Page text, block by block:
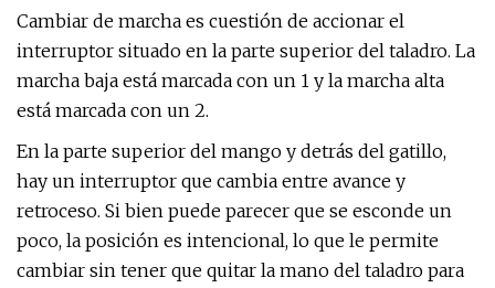
Cambiar de marcha es cuestión de accionar el
interruptor situado en la parte superior del taladro. La
marcha baja está marcada con un 1 y la marcha alta
está marcada con un 2.
En la parte superior del mango y detrás del gatillo,
hay un interruptor que cambia entre avance y
retroceso. Si bien puede parecer que se esconde un
poco, la posición es intencional, lo que le permite
cambiar sin tener que quitar la mano del taladro para